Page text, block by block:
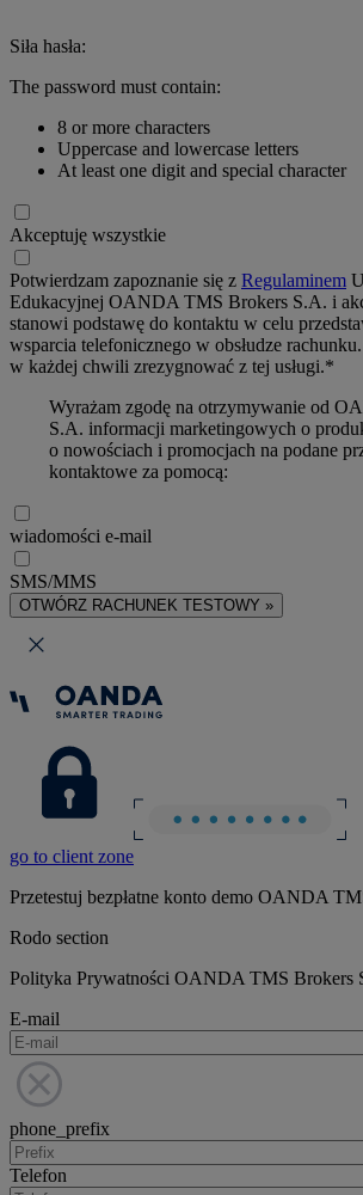
Siła hasła:
The password must contain:
8 or more characters
Uppercase and lowercase letters
At least one digit and special character
Akceptuję wszystkie
Potwierdzam zapoznanie się z Regulaminem
Edukacyjnej OANDA TMS Brokers S.A. i
stanowi podstawę do kontaktu w celu
wsparcia telefonicznego w obsłudze
w każdej chwili zrezygnować z tej usługi.*
Wyrażam zgodę na otrzymywanie od
S.A. informacji marketingowych o
o nowościach i promocjach na podane
kontaktowe za pomocą:
wiadomości e-mail
SMS/MMS
OTWÓRZ RACHUNEK TESTOWY »
go to client zone
Przetestuj bezpłatne konto demo OANDA
Rodo section
Polityka Prywatności OANDA TMS Brokers
E-mail
phone_prefix
Telefon